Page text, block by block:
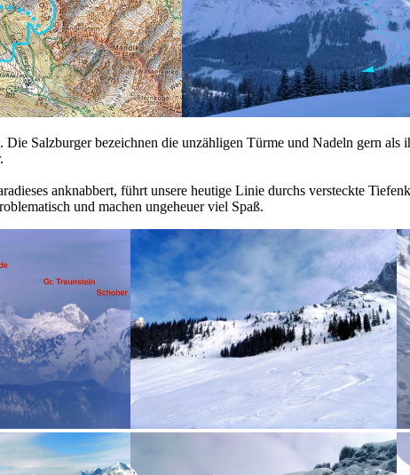
Salzburger bezeichnen die unzähligen Türme und Nadeln gern als
anknabbert, führt unsere heutige Linie durchs versteckte
und machen ungeheuer viel Spaß.